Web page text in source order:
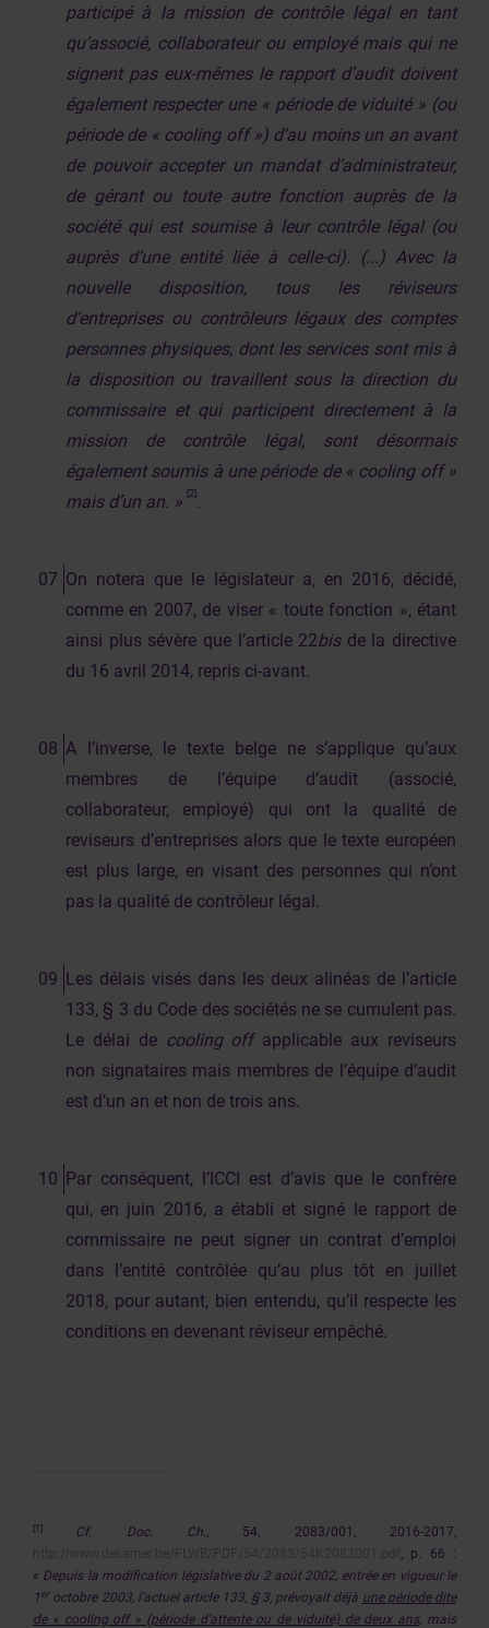
participé à la mission de contrôle légal en tant
qu’associé, collaborateur ou employé mais qui ne
signent pas eux-mêmes le rapport d’audit doivent
également respecter une « période de viduité » (ou
période de « cooling off ») d’au moins un an avant
de pouvoir accepter un mandat d’administrateur,
de gérant ou toute autre fonction auprès de la
société qui est soumise à leur contrôle légal (ou
auprès d’une entité liée à celle-ci). (...) Avec la
nouvelle disposition, tous les réviseurs
d’entreprises ou contrôleurs légaux des comptes
personnes physiques, dont les services sont mis à
la disposition ou travaillent sous la direction du
commissaire et qui participent directement à la
mission de contrôle légal, sont désormais
également soumis à une période de « cooling off »
mais d’un an. » [2] .
On notera que le législateur a, en 2016, décidé,
comme en 2007, de viser « toute fonction », étant
ainsi plus sévère que l’article 22bisde la directive
du 16 avril 2014, repris ci-avant.
A l’inverse, le texte belge ne s’applique qu’aux
membres de l’équipe d’audit (associé,
collaborateur, employé) qui ont la qualité de
reviseurs d’entreprises alors que le texte européen
est plus large, en visant des personnes qui n’ont
pas la qualité de contrôleur légal.
Les délais visés dans les deux alinéas de l’article
133, § 3 du Code des sociétés ne se cumulent pas.
Le délai de cooling offapplicable aux reviseurs
non signataires mais membres de l’équipe d’audit
est d’un an et non de trois ans.
Par conséquent, l’ICCI est d’avis que le confrère
qui, en juin 2016, a établi et signé le rapport de
commissaire ne peut signer un contrat d’emploi
dans l’entité contrôlée qu’au plus tôt en juillet
2018, pour autant, bien entendu, qu’il respecte les
conditions en devenant réviseur empêché.
[1] Cf. Doc. Ch., 54, 2083/001, 2016-2017,
http://www.dekamer.be/FLWB/PDF/54/2083/54K2083001.pdf, p. 66 :
« Depuis la modification législative du 2 août 2002, entrée en vigueur le
1 eroctobre 2003, l’actuel article 133, § 3, prévoyait déjà une période dite
de « cooling off » (période d’attente ou de viduité) de deux ans, mais